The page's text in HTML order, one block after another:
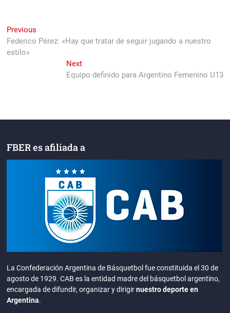
Navegación
de
Previous
post:
Federico Pérez: «Hay que tratar de seguir jugando a nuestro
estilo»
NextNext
post:
Equipo definido para Argentino Femenino U13
FBER es afiliada a
La Confederación Argentina de Básquetbol fue constituida el 30 de
agosto de 1929. CAB es la entidad madre del básquetbol argentino,
encargada de difundir, organizar y dirigirnuestro deporte en
Argentina.